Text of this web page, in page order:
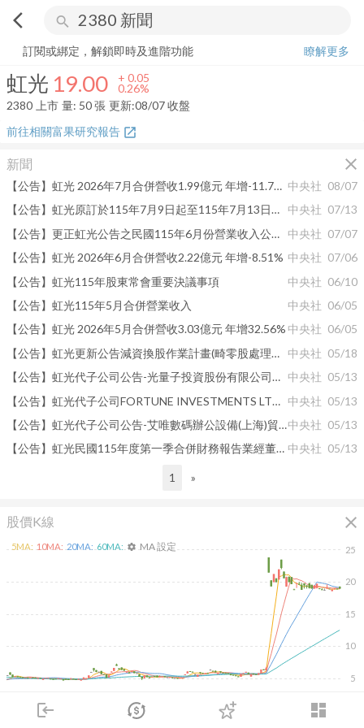
arrow_back_ios search
login dashboard
市場 登入
虹光 19.00+ 0.26%
訂閱或綁定，解鎖即時及進階功能
瞭解更多
虹光 19.00 + 0.05
0.26%
2380 上市 量: 50張 更新:08/07 收盤
前往相關富果研究報告 open_in_new
新聞 close
【公告】虹光 2026年7月合併營收1.99億元 年增-11.71% 中央社 08/07
【公告】虹光原訂於115年7月9日起至115年7月13日止發放股東會紀念品予採電子投票之股東，因受颱風停班影響，發放截止日將順延至115年7月14日。
中央社 07/13
【公告】更正虹光公告之民國115年6月份營業收入公告文字誤植
中央社 07/07
【公告】虹光 2026年6月合併營收2.22億元 年增-8.51% 中央社 07/06
【公告】虹光115年股東常會重要決議事項
中央社 06/10
【公告】虹光115年5月合併營業收入
中央社 06/05
【公告】虹光 2026年5月合併營收3.03億元 年增32.56% 中央社 06/05
【公告】虹光更新公告減資換股作業計畫(畸零股處理事宜)
中央社 05/18
【公告】虹光代子公司公告-光量子投資股份有限公司董事會決議2025年度盈餘分配 中央社 05/13
【公告】虹光代子公司FORTUNE INVESTMENTS LTD.公告決議辦理增資虹光精密工業（蘇州）有限公司 中央社 05/13
【公告】虹光代子公司公告-艾唯數碼辦公設備(上海)貿易有限公司董事會決議2025年度盈餘分配中央社 05/13
【公告】虹光民國115年度第一季合併財務報告業經董事會決議通過 中央社 05/13
1 »
股價K線 close
2026/01/30 2026/03/30 2026/05/19 2026/07/16
5
10
15
20
25
5MA: 10MA: 20MA: 60MA: settings MA 設定